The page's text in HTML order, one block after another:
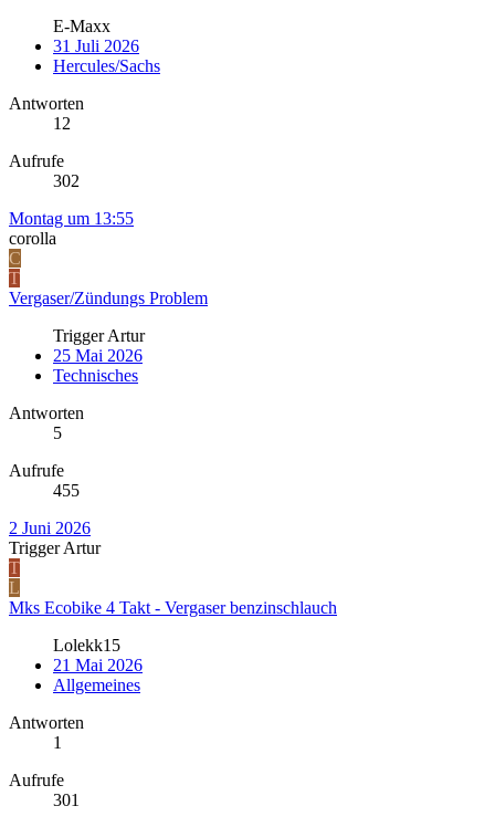
E-Maxx
31 Juli 2026
Hercules/Sachs
Antworten
12
Aufrufe
302
Montag um 13:55
corolla
C
T
Vergaser/Zündungs Problem
Trigger Artur
25 Mai 2026
Technisches
Antworten
5
Aufrufe
455
2 Juni 2026
Trigger Artur
T
L
Mks Ecobike 4 Takt - Vergaser benzinschlauch
Lolekk15
21 Mai 2026
Allgemeines
Antworten
1
Aufrufe
301